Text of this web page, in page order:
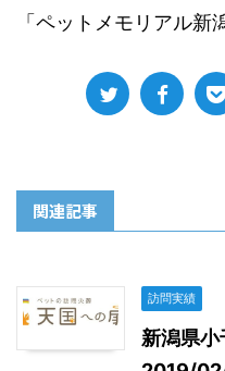
「ペットメモリアル新
関連記事
訪問実績
新潟県